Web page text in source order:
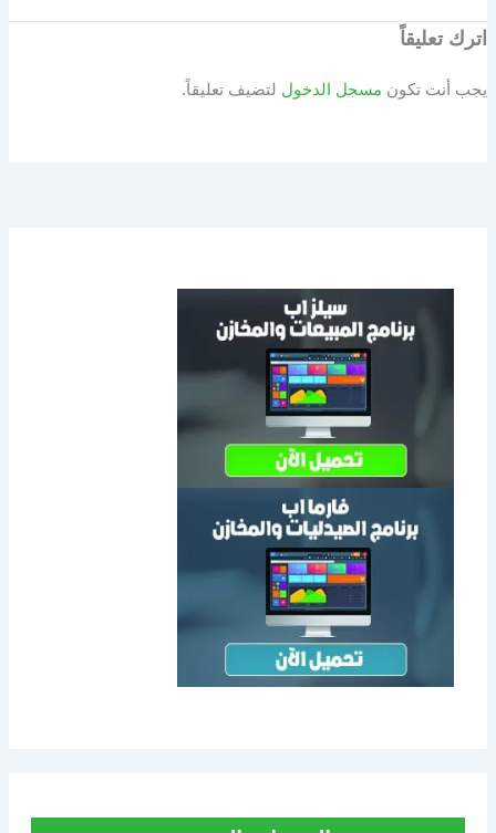
اترك تعليقاً
يجب أنت تكون مسجل الدخول لتضيف تعليقاً.